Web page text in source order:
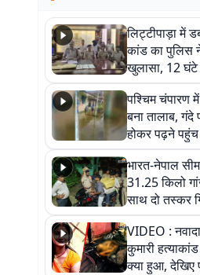
लिट्टीपाड़ा में
कांड का पुलिस
खुलासा, 12 घंटे
गिरफ्तार
पश्चिम चंपारण
बना तालाब, गंदे
होकर पढ़ने
भारत-नेपाल
31.25 किलो
साथ दो तस्कर
नेपाली नंबर की
जब्त
VIDEO :
कुमारी
क्या हुआ, देखिए